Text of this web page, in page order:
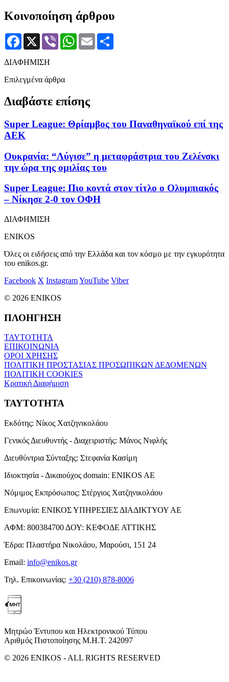
Κοινοποίηση άρθρου
Facebook
X Viber WhatsApp
Email
ΔΙΑΦΗΜΙΣΗ
Επιλεγμένα άρθρα
Διαβάστε επίσης
Super League: Θρίαμβος του Παναθηναϊκού επί της
ΑΕΚ
Ουκρανία: “Λύγισε” η μεταφράστρια του Ζελένσκι
την ώρα της ομιλίας του
Super League: Πιο κοντά στον τίτλο ο Ολυμπιακός
– Νίκησε 2-0 τον ΟΦΗ
ΔΙΑΦΗΜΙΣΗ
ENIKOS
Όλες οι ειδήσεις από την Ελλάδα και τον κόσμο με την εγκυρότητα
του enikos.gr.
Facebook X InstagramYouTube Viber
© 2026 ENIKOS
ΠΛΟΗΓΗΣΗ
ΤΑΥΤΟΤΗΤΑ
ΕΠΙΚΟΙΝΩΝΙΑ
ΟΡΟΙ ΧΡΗΣΗΣ
ΠΟΛΙΤΙΚΗ ΠΡΟΣΤΑΣΙΑΣ ΠΡΟΣΩΠΙΚΩΝ ΔΕΔΟΜΕΝΩΝ
ΠΟΛΙΤΙΚΗ COOKIES
Κρατική Διαφήμιση
ΤΑΥΤΟΤΗΤΑ
Εκδότης: Νίκος Χατζηνικολάου
Γενικός Διευθυντής - Διαχειριστής: Μάνος Νιφλής
Διευθύντρια Σύνταξης: Στεφανία Κασίμη
Ιδιοκτησία - Δικαιούχος domain: ENIKOS AE
Νόμιμος Εκπρόσωπος: Στέργιος Χατζηνικολάου
Επωνυμία: ΕΝΙΚΟΣ ΥΠΗΡΕΣΙΕΣ ΔΙΑΔΙΚΤΥΟΥ ΑΕ
ΑΦΜ: 800384700 ΔΟΥ: ΚΕΦΟΔΕ ΑΤΤΙΚΗΣ
Έδρα: Πλαστήρα Νικολάου, Μαρούσι, 151 24
Email: info@enikos.gr
Τηλ. Επικοινωνίας: +30 (210) 878-8006
Μητρώο Έντυπου και Ηλεκτρονικού Τύπου
Αριθμός Πιστοποίησης Μ.Η.Τ. 242097
© 2026 ENIKOS - ALL RIGHTS RESERVED